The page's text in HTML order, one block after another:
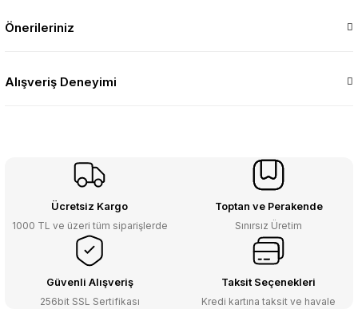
Önerileriniz
Alışveriş Deneyimi
Ücretsiz Kargo
1000 TL ve üzeri tüm siparişlerde
Toptan ve Perakende
Sınırsız Üretim
Güvenli Alışveriş
256bit SSL Sertifikası
Taksit Seçenekleri
Kredi kartına taksit ve havale